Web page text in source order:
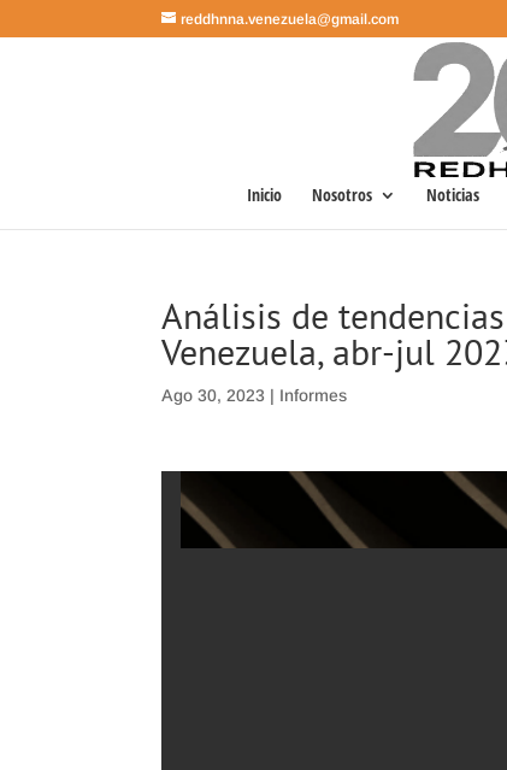
reddhnna.venezuela@gmail.com
Inicio Nosotros Noticias
Análisis de
Venezuela, abr-jul
Ago 30, 2023 | Informes